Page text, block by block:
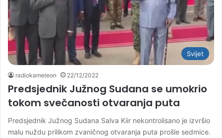
Svijet
radiokameleon 22/12/2022
Predsjednik Južnog Sudana se umokrio
tokom svečanosti otvaranja puta
Predsjednik Južnog Sudana Salva Kiir nekontrolisano je izvršio
malu nuždu prilikom zvaničnog otvaranja puta prošle sedmice.